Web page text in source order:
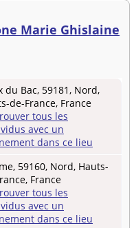
Marie Ghislaine
du Bac, 59181, Nord,
de-France, France
59160, Nord, Hauts-
France